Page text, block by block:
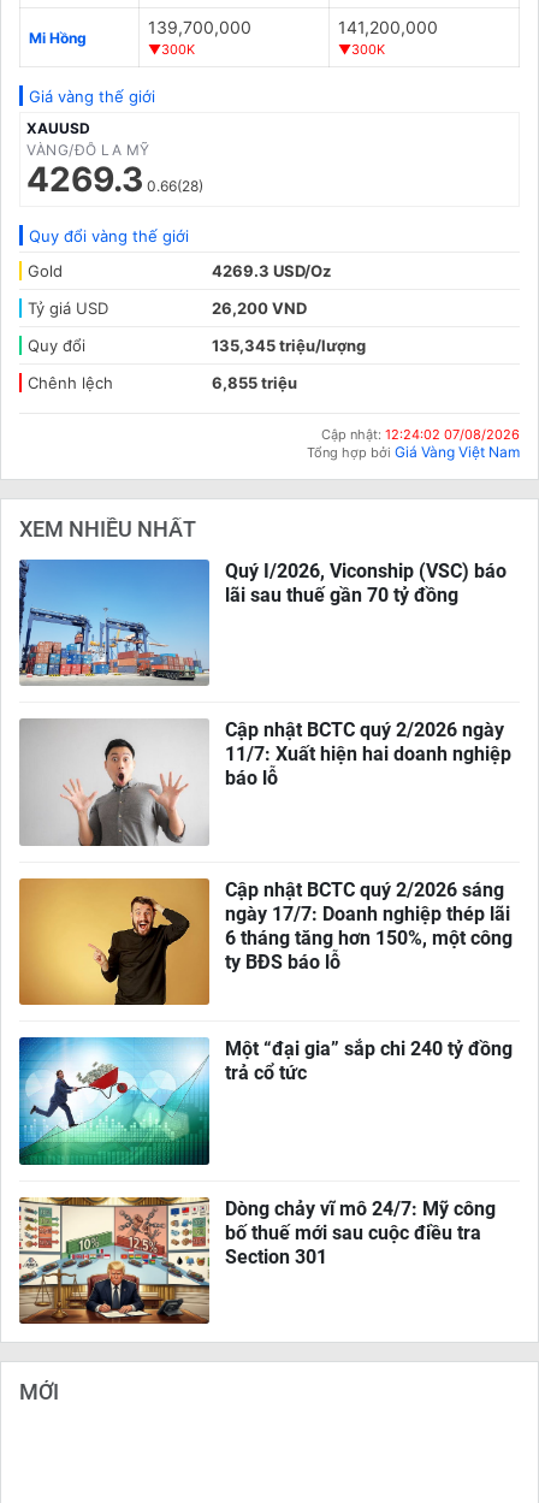
Mi Hồng
139,700,000
▼300K
141,200,000
▼300K
Giá vàng thế giới
XAUUSD
VÀNG/ĐÔ LA MỸ
4269.3 0.66(28)
Quy đổi vàng thế giới
Gold
4269.3 USD/Oz
Tỷ giá USD
26,200 VND
Quy đổi
135,345 triệu/lượng
Chênh lệch
6,855 triệu
Cập nhật: 12:24:02 07/08/2026
Tổng hợp bởi Giá Vàng Việt Nam
XEM NHIỀU NHẤT
Quý I/2026, Viconship (VSC) báo
lãi sau thuế gần 70 tỷ đồng
Cập nhật BCTC quý 2/2026 ngày
11/7: Xuất hiện hai doanh nghiệp
báo lỗ
Cập nhật BCTC quý 2/2026 sáng
ngày 17/7: Doanh nghiệp thép lãi
6 tháng tăng hơn 150%, một công
ty BĐS báo lỗ
Một “đại gia” sắp chi 240 tỷ đồng
trả cổ tức
Dòng chảy vĩ mô 24/7: Mỹ công
bố thuế mới sau cuộc điều tra
Section 301
MỚI